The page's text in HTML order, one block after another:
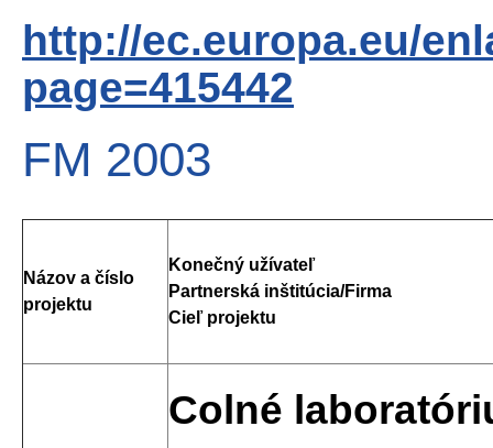
http://ec.europa.eu/
page=415442
FM 2003
Názov a číslo
projektu
Konečný užívateľ
Partnerská inštitúcia/Firma
Cieľ projektu
Colné